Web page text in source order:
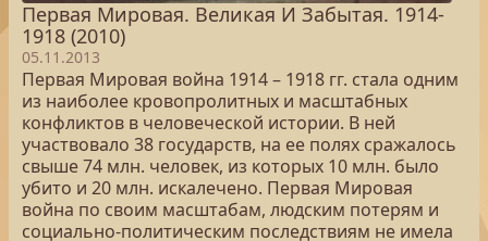
Первая Мировая. Великая И Забытая. 1914-
1918 (2010)
05.11.2013
Первая Мировая война 1914 – 1918 гг. стала одним
из наиболее кровопролитных и масштабных
конфликтов в человеческой истории. В ней
участвовало 38 государств, на ее полях сражалось
свыше 74 млн. человек, из которых 10 млн. было
убито и 20 млн. искалечено. Первая Мировая
война по своим масштабам, людским потерям и
социально-политическим последствиям не имела